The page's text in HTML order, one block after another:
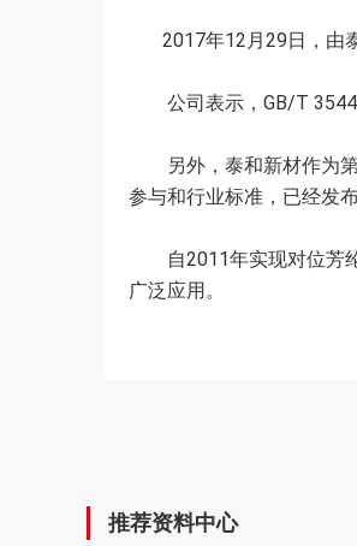
2017年12月29日，由泰
公司表示，GB/T
另外，泰和新材作为第
参与和行业标准，已经发布
自2011年实现对位芳纶
广泛应用。
推荐资料中心